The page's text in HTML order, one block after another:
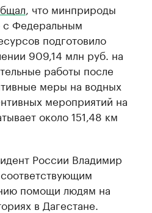
, что минприроды
с Федеральным
подготовило
909,14 млн руб. на
работы после
меры на водных
мероприятий на
около 151,48 км
России Владимир
помощи людям на
в Дагестане.